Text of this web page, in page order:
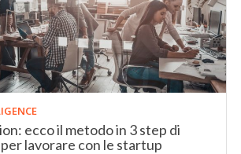
ecco il metodo in 3 step di
lavorare con le startup